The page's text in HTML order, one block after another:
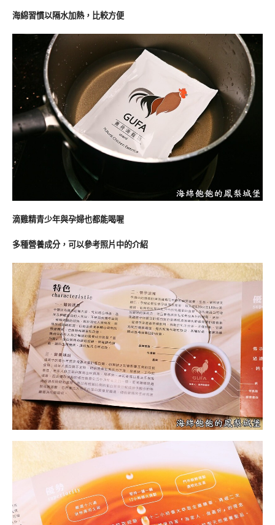
海綿習慣以隔水加熱，比較方便
滴雞精青少年與孕婦也都能喝喔
多種營養成分，可以參考照片中的介紹